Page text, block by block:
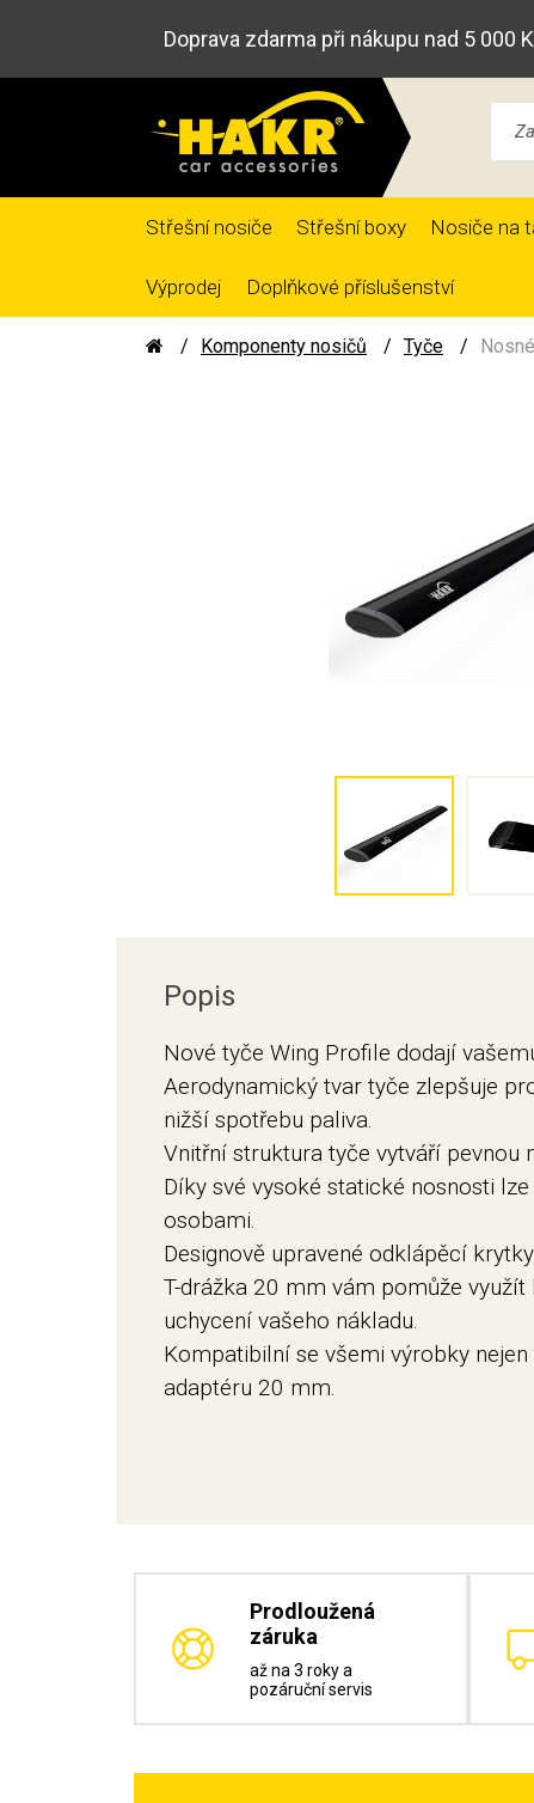
Doprava zdarma při nákupu nad 5 000
Střešní nosiče Střešní boxy Nosiče na
Výprodej Doplňkové příslušenství
Komponenty nosičů Tyče
Popis
Nové tyče Wing Profile dodají
Aerodynamický tvar tyče zlepšuje
nižší spotřebu paliva.
Vnitřní struktura tyče vytváří pevnou
Díky své vysoké statické nosnosti
osobami.
Designově upravené odklápěcí
T-drážka 20 mm vám pomůže
uchycení vašeho nákladu.
Kompatibilní se všemi výrobky
adaptéru 20 mm.
Prodloužená
záruka
až na 3 roky a
pozáruční servis